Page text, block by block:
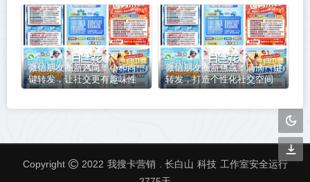
微信朋友圈新风尚：小和尚一
键转发，让社交更有趣味性
微信朋友圈新焦点：滴滴一键
转发，打造个性化社交空间
Copyright 2022 我搜卡营销 . 长白山 科技 工作室安全运行